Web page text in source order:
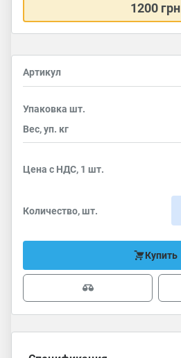
1200 грн
Артикул
Упаковка шт.
Вес, уп. кг
Цена с НДС, 1 шт.
Количество, шт.
Купить